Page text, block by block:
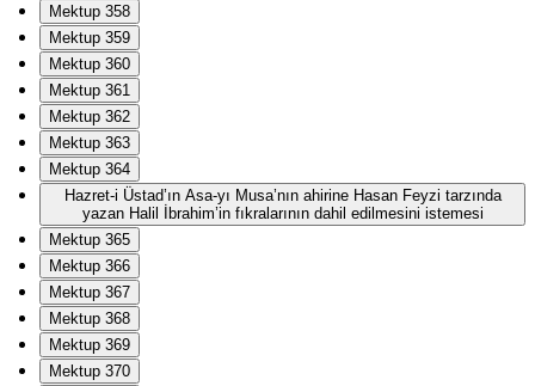
Mektup 358
Mektup 359
Mektup 360
Mektup 361
Mektup 362
Mektup 363
Mektup 364
Hazret-i Üstad’ın Asa-yı Musa’nın ahirine Hasan Feyzi tarzında
yazan Halil İbrahim’in fıkralarının dahil edilmesini istemesi
Mektup 365
Mektup 366
Mektup 367
Mektup 368
Mektup 369
Mektup 370